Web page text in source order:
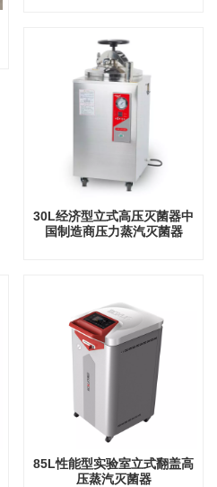
30L经济型立式高压灭菌器中
国制造商压力蒸汽灭菌器
85L性能型实验室立式翻盖高
压蒸汽灭菌器